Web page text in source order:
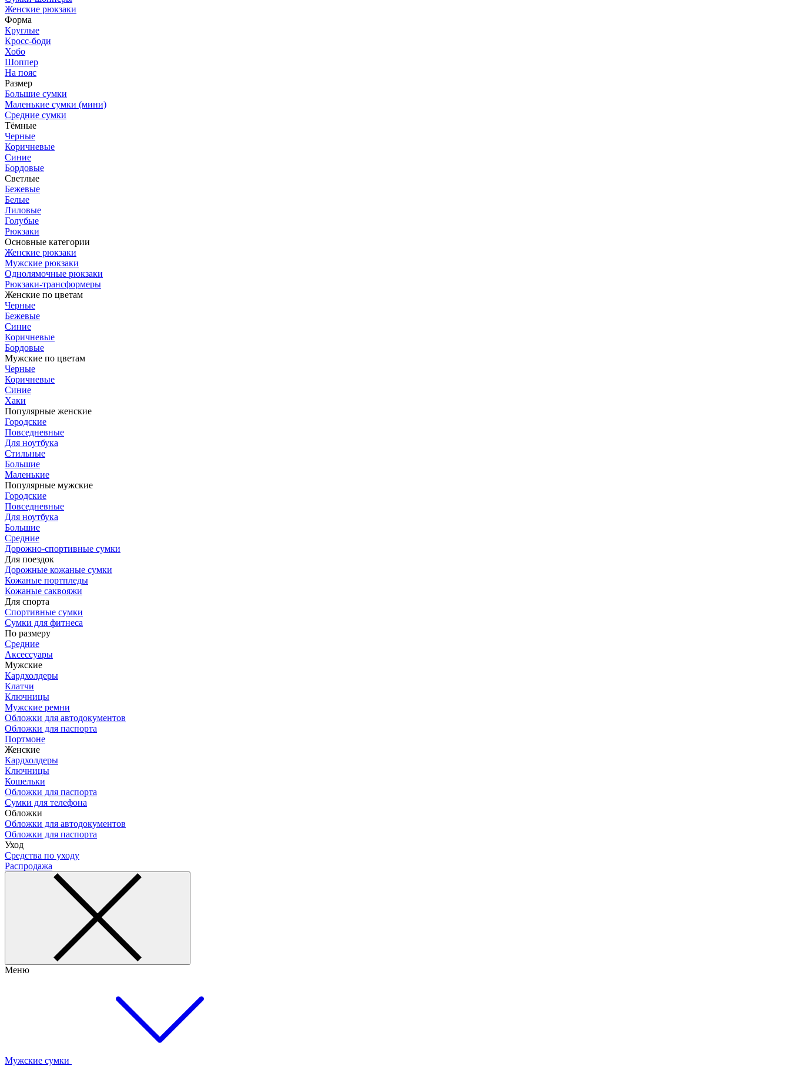
Женские рюкзаки
Форма
Круглые
Кросс-боди
Хобо
Шоппер
На пояс
Размер
Большие сумки
Маленькие сумки (мини)
Средние сумки
Тёмные
Черные
Коричневые
Синие
Бордовые
Светлые
Бежевые
Белые
Лиловые
Голубые
Рюкзаки
Основные категории
Женские рюкзаки
Мужские рюкзаки
Однолямочные рюкзаки
Рюкзаки-трансформеры
Женские по цветам
Черные
Бежевые
Синие
Коричневые
Бордовые
Мужские по цветам
Черные
Коричневые
Синие
Хаки
Популярные женские
Городские
Повседневные
Для ноутбука
Стильные
Большие
Маленькие
Популярные мужские
Городские
Повседневные
Для ноутбука
Большие
Средние
Дорожно-спортивные сумки
Для поездок
Дорожные кожаные сумки
Кожаные портпледы
Кожаные саквояжи
Для спорта
Спортивные сумки
Сумки для фитнеса
По размеру
Средние
Аксессуары
Мужские
Кардхолдеры
Клатчи
Ключницы
Мужские ремни
Обложки для автодокументов
Обложки для паспорта
Портмоне
Женские
Кардхолдеры
Ключницы
Кошельки
Обложки для паспорта
Сумки для телефона
Обложки
Обложки для автодокументов
Обложки для паспорта
Уход
Средства по уходу
Распродажа
Меню
Мужские сумки